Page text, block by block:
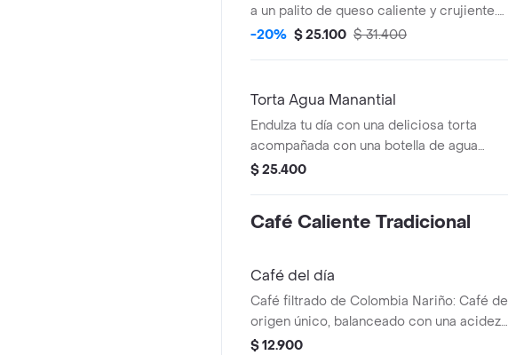
a un palito de queso caliente y crujiente.
La combinación ideal entre suavidad y
-20% $ 25.100 $ 31.400
Torta Agua Manantial
Endulza tu día con una deliciosa torta
acompañada con una botella de agua
manantial
$ 25.400
Café Caliente Tradicional
Café del día
Café filtrado de Colombia Nariño: Café de
origen único, balanceado con una acidez,
tostado y cuerpo medio, notas herbales y
$ 12.900